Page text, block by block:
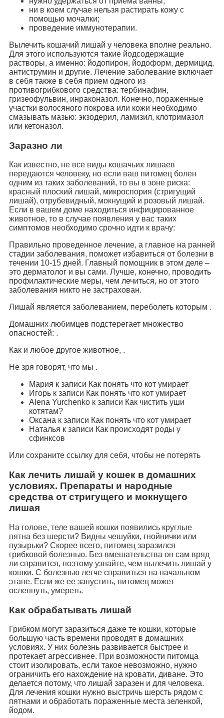
ни в коем случае нельзя растирать кожу с
помощью мочалки;
проведение иммунотерапии.
Вылечить кошачий лишай у человека вполне реально.
Для этого используются такие йодсодержащие
растворы, а именно: йодопирон, йодоформ, дермицид,
антиструмин и другие. Лечение заболевание включает
в себя также в себя прием одного из
противогрибкового средства: тербинафин,
гризеофульвин, инраконазол. Конечно, пораженные
участки волосяного покрова или кожи необходимо
смазывать мазью: экзодерил, ламизил, клотримазол
или кетоназол.
Заразно ли
Как известно, не все виды кошачьих лишаев
передаются человеку, но если ваш питомец болен
одним из таких заболеваний, то вы в зоне риска:
красный плоский лишай, микроспория (стригущий
лишай), отрубевидный, мокнущий и розовый лишай.
Если в вашем доме находиться инфицированное
животное, то в случае появления у вас таких
симптомов необходимо срочно идти к врачу:
Правильно проведенное лечение, а главное на ранней
стадии заболевания, поможет избавиться от болезни в
течении 10-15 дней. Главный помощник в этом деле –
это дерматолог и вы сами. Лучше, конечно, проводить
профилактические меры, чем лечиться, но от этого
заболевания никто не застрахован.
Лишай является заболеванием, переболеть которым .
Домашних любимцев подстерегает множество
опасностей: .
Как и любое другое животное, .
Не зря говорят, что мы .
Мария к записи Как понять что кот умирает
Игорь к записи Как понять что кот умирает
Alena Yurchenko к записи Как чистить уши
котятам?
Оксана к записи Как понять что кот умирает
Наталья к записи Как происходят роды у
сфинксов
Или сохраните ссылку для себя, чтобы не потерять
Как лечить лишай у кошек в домашних
условиях. Препараты и народные
средства от стригущего и мокнущего
лишая
На голове, теле вашей кошки появились круглые
пятна без шерсти? Видны чешуйки, гнойнички или
пузырьки? Скорее всего, питомец заразился
грибковой болезнью. Без вмешательства он сам вряд
ли справится, поэтому узнайте, чем вылечить лишай у
кошки. С болезнью легче справиться на начальном
этапе. Если же ее запустить, питомец может
ослепнуть, умереть.
Как обрабатывать лишай
Грибком могут заразиться даже те кошки, которые
большую часть времени проводят в домашних
условиях. У них болезнь развивается быстрее и
протекает агрессивнее. При возможности питомца
стоит изолировать, если такое невозможно, нужно
ограничить его нахождение на кровати, диване. Это
делается потому, что лишай заразен и для человека.
Для лечения кошки нужно выстричь шерсть рядом с
пятнами и обработать пораженные места зеленкой,
йодом.